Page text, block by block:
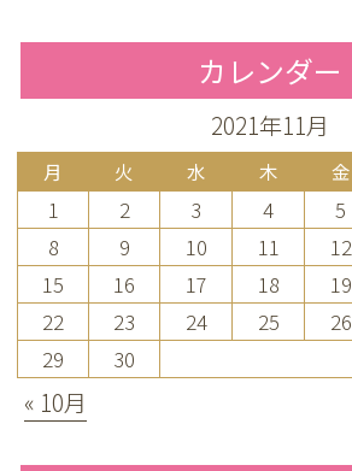
カレンダー
2021年11月
月 火 水 木 金
1 2 3 4 5
8
9 10 11 12
15
16 17 18 19
22
23 24 25 26
29
30
« 10月